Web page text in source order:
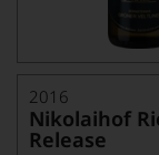
2016
Nikolaihof
Release